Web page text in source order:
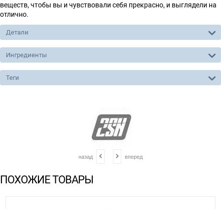
веществ, чтобы вы и чувствовали себя прекрасно, и выглядели на
отлично.
Детали
Ингредиенты
Теги
назад вперед
ПОХОЖИЕ ТОВАРЫ